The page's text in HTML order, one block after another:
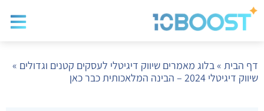
דף הבית »בלוג מאמרים שיווק דיגיטלי לעסקים קטנים וגדולים »
שיווק דיגיטלי 2024 – הבינה המלאכותית כבר כאן